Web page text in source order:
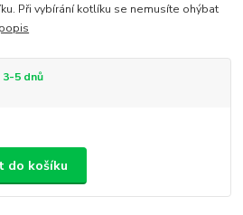
Při vybírání kotlíku se nemusíte ohýbat
5 dnů
do košíku